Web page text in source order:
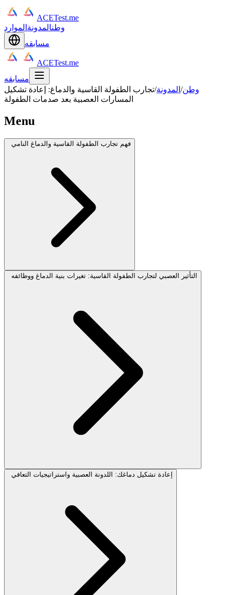
ACETest.me
وطنالمدونة الموارد
مسابقه
ACETest.me
مسابقه
وطن/ المدونة/تجارب الطفولة القاسية والدماغ: إعادة تشكيل
المسارات العصبية بعد صدمات الطفولة
Menu
فهم تجارب الطفولة القاسية والدماغ النامي
التأثير العصبي لتجارب الطفولة القاسية: تغيرات بنية الدماغ ووظائفه
إعادة تشكيل دماغك: اللدونة العصبية واستراتيجيات التعافي